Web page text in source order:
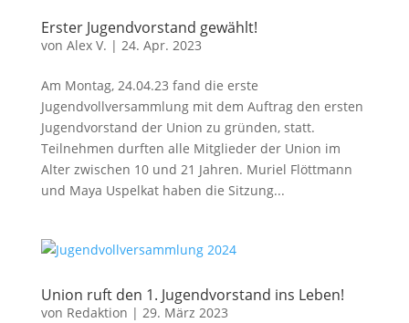
Erster Jugendvorstand gewählt!
von Alex V. | 24. Apr. 2023
Am Montag, 24.04.23 fand die erste
Jugendvollversammlung mit dem Auftrag den ersten
Jugendvorstand der Union zu gründen, statt.
Teilnehmen durften alle Mitglieder der Union im
Alter zwischen 10 und 21 Jahren. Muriel Flöttmann
und Maya Uspelkat haben die Sitzung...
Union ruft den 1. Jugendvorstand ins Leben!
von Redaktion | 29. März 2023